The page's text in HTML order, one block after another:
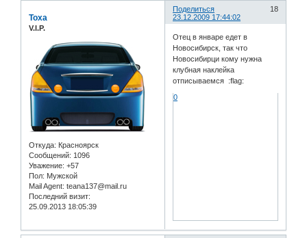
Поделиться
18
23.12.2009 17:44:02
Toxa
V.I.P.
Откуда: Красноярск
Сообщений: 1096
Уважение: +57
Пол: Мужской
Mail Agent: teana137@mail.ru
Последний визит:
25.09.2013 18:05:39
Отец в январе едет в
Новосибирск, так что
Новосибирци кому нужна
клубная наклейка
отписываемся :flag:
0